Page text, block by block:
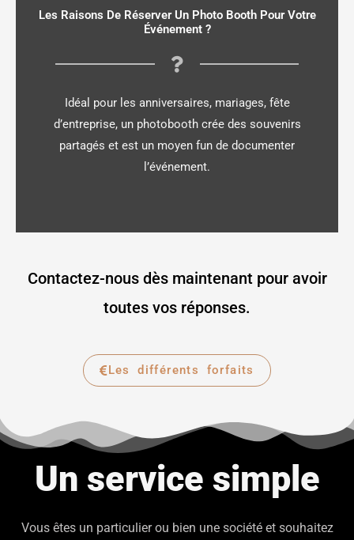
Les Raisons De Réserver Un Photo Booth Pour Votre
Événement ?
Idéal pour les anniversaires, mariages, fête
d’entreprise, un photobooth crée des souvenirs
partagés et est un moyen fun de documenter
l’événement.
Contactez-nous dès maintenant pour avoir
toutes vos réponses.
Les différents forfaits
Un service simple
Vous êtes un particulier ou bien une société et souhaitez